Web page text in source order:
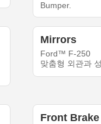
Bumper.
Mirrors
Ford™ F-250
맞춤형 외관과
Front Brake